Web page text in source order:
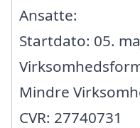
Ansatte:
Startdato: 05.
Mindre
CVR: 27740731